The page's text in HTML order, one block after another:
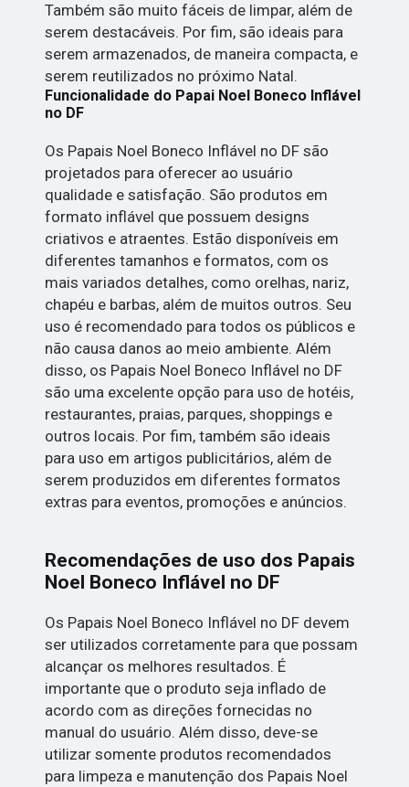
Também são muito fáceis de limpar, além de
serem destacáveis. Por fim, são ideais para
serem armazenados, de maneira compacta, e
serem reutilizados no próximo Natal.
Funcionalidade do Papai Noel Boneco Inflável
no DF
Os Papais Noel Boneco Inflável no DF são
projetados para oferecer ao usuário
qualidade e satisfação. São produtos em
formato inflável que possuem designs
criativos e atraentes. Estão disponíveis em
diferentes tamanhos e formatos, com os
mais variados detalhes, como orelhas, nariz,
chapéu e barbas, além de muitos outros. Seu
uso é recomendado para todos os públicos e
não causa danos ao meio ambiente. Além
disso, os Papais Noel Boneco Inflável no DF
são uma excelente opção para uso de hotéis,
restaurantes, praias, parques, shoppings e
outros locais. Por fim, também são ideais
para uso em artigos publicitários, além de
serem produzidos em diferentes formatos
extras para eventos, promoções e anúncios.
Recomendações de uso dos Papais
Noel Boneco Inflável no DF
Os Papais Noel Boneco Inflável no DF devem
ser utilizados corretamente para que possam
alcançar os melhores resultados. É
importante que o produto seja inflado de
acordo com as direções fornecidas no
manual do usuário. Além disso, deve-se
utilizar somente produtos recomendados
para limpeza e manutenção dos Papais Noel